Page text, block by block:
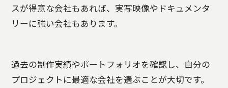
スが得意な会社もあれば、実写映像やドキュメンタ
リーに強い会社もあります。
過去の制作実績やポートフォリオを確認し、自分の
プロジェクトに最適な会社を選ぶことが大切です。